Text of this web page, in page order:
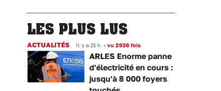
LES PLUS LUS
ACTUALITÉS Il y a 21 h • vu 2936 fois
ARLES Enorme panne
d'électricité en cours :
jusqu'à 8 000 foyers